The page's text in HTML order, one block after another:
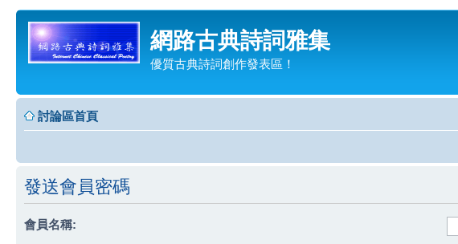
網路古典詩詞雅集
優質古典詩詞創作發表區！
討論區首頁
發送會員密碼
會員名稱: